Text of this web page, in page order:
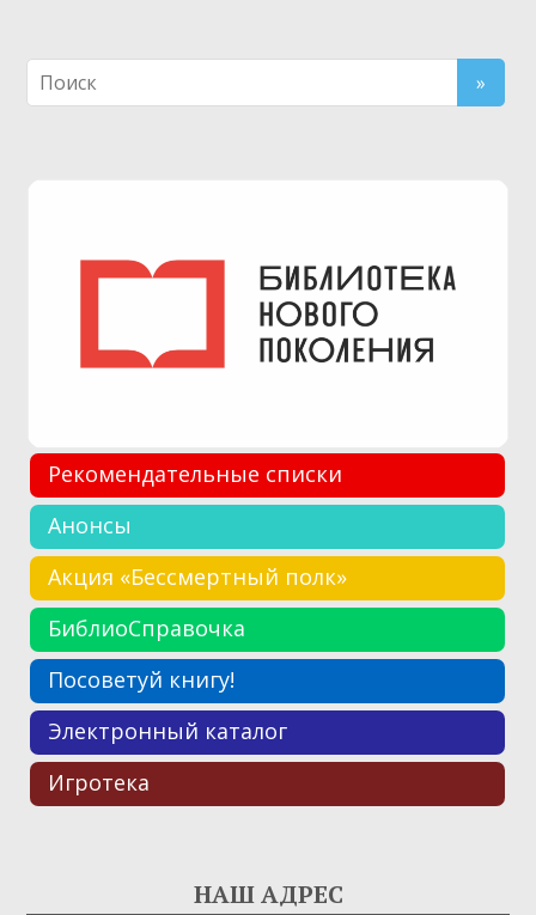
Рекомендательные списки
Анонсы
Акция «Бессмертный полк»
БиблиоСправочка
Посоветуй книгу!
Электронный каталог
Игротека
НАШ АДРЕС